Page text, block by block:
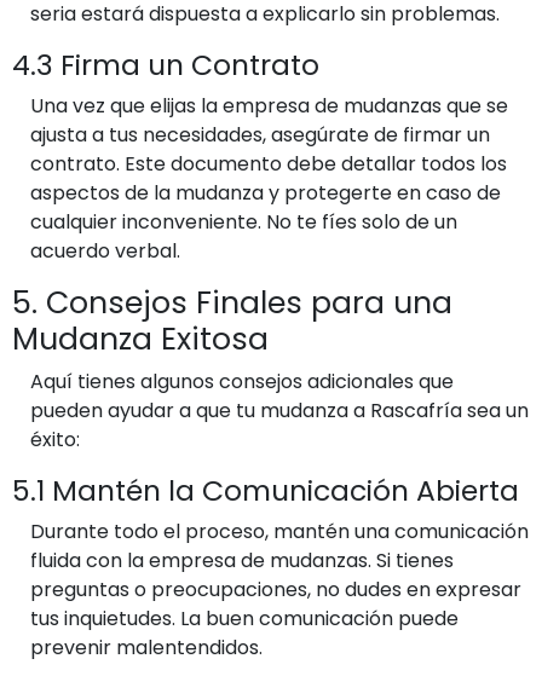
seria estará dispuesta a explicarlo sin problemas.
4.3 Firma un Contrato
Una vez que elijas la empresa de mudanzas que se
ajusta a tus necesidades, asegúrate de firmar un
contrato. Este documento debe detallar todos los
aspectos de la mudanza y protegerte en caso de
cualquier inconveniente. No te fíes solo de un
acuerdo verbal.
5. Consejos Finales para una
Mudanza Exitosa
Aquí tienes algunos consejos adicionales que
pueden ayudar a que tu mudanza a Rascafría sea un
éxito:
5.1 Mantén la Comunicación Abierta
Durante todo el proceso, mantén una comunicación
fluida con la empresa de mudanzas. Si tienes
preguntas o preocupaciones, no dudes en expresar
tus inquietudes. La buen comunicación puede
prevenir malentendidos.